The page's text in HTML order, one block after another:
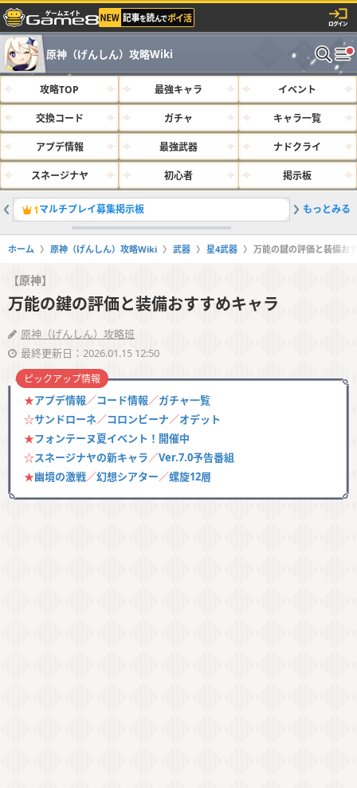
原神（げんしん）攻略Wiki
攻略TOP 最強キャラ イベント
交換コード ガチャ キャラ一覧
アプデ情報 最強武器 ナドクライ
スネージナヤ 初心者 掲示板
1マルチプレイ募集掲示板 2サルベ
もっとみる
ホーム 原神（げんしん）攻略Wiki 武器 星4武器 万能の鍵の評価と装備お
【原神】
万能の鍵の評価と装備おすすめキャラ
原神（げんしん）攻略班
最終更新日：2026.01.15 12:50
★アプデ情報／コード情報／ガチャ一覧
☆サンドローネ／コロンビーナ／オデット
★フォンテーヌ夏イベント！開催中
☆スネージナヤの新キャラ／Ver.7.0予告番組
★幽境の激戦／幻想シアター／螺旋12層
ピックアップ情報